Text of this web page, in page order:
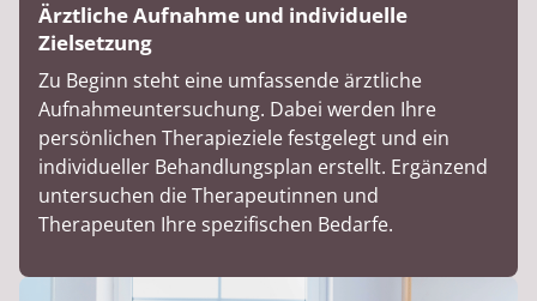
Ärztliche Aufnahme und individuelle
Zielsetzung
Zu Beginn steht eine umfassende ärztliche
Aufnahmeuntersuchung. Dabei werden Ihre
persönlichen Therapieziele festgelegt und ein
individueller Behandlungsplan erstellt. Ergänzend
untersuchen die Therapeutinnen und
Therapeuten Ihre spezifischen Bedarfe.